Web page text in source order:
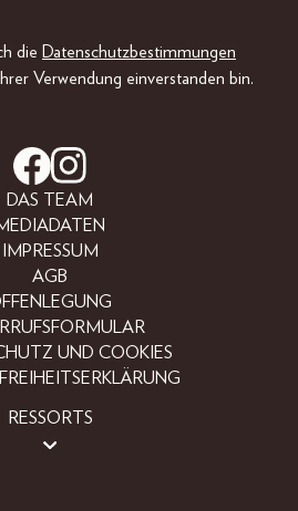
die Datenschutzbestimmungen
Verwendung einverstanden bin.
DAS TEAM
IMPRESSUM
AGB
UND COOKIES
RESSORTS